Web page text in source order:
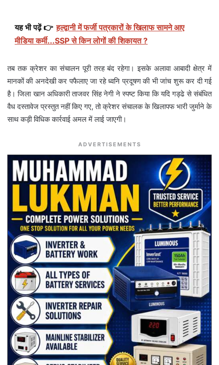
यह भी पढ़ें 👉 हल्द्वानी में फर्जी पत्रकारों के खिलाफ सामने आए
मीडिया कर्मी...SSP से किन लोगों की शिकायत ?
तब तक क्रेशर का संचालन पूरी तरह बंद रहेगा। इसके अलावा आबादी क्षेत्र में
मानकों की अनदेखी कर पफैलाए जा रहे ध्वनि प्रदूषण की भी जांच शुरू कर दी गई
है। जिला खान अधिकारी ताजवर सिंह नेगी ने स्पष्ट किया कि यदि गड्ढे से संबंधित
वैध दस्तावेज प्रस्तुत नहीं किए गए, तो क्रेशर संचालक के खिलापफ भारी जुर्माने के
साथ कड़ी विधिक कार्रवाई अमल में लाई जाएगी।
ADVERTISEMENTS